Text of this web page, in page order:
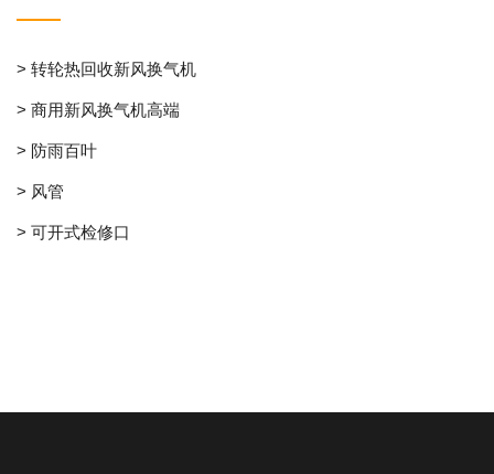
> 转轮热回收新风换气机
> 商用新风换气机高端
> 防雨百叶
> 风管
> 可开式检修口